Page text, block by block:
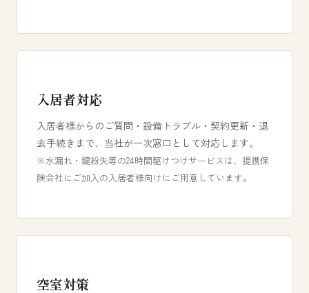
入居者対応
入居者様からのご質問・設備トラブル・契約更新・退
去手続きまで、当社が一次窓口として対応します。
※水漏れ・鍵紛失等の24時間駆けつけサービスは、提携保
険会社にご加入の入居者様向けにご用意しています。
空室対策